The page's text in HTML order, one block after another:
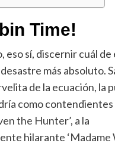
Time!
eso sí, discernir cuál de
más absoluto.
de la ecuación, la
como contendientes
the Hunter’, a la
hilarante ‘Madame